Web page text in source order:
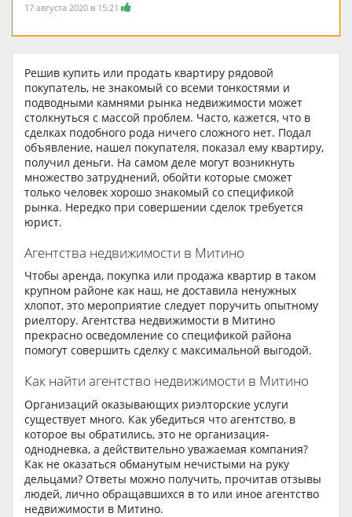
17 августа 2020 в 15:21
Решив купить или продать квартиру рядовой
покупатель, не знакомый со всеми тонкостями и
подводными камнями рынка недвижимости может
столкнуться с массой проблем. Часто, кажется, что в
сделках подобного рода ничего сложного нет. Подал
объявление, нашел покупателя, показал ему квартиру,
получил деньги. На самом деле могут возникнуть
множество затруднений, обойти которые сможет
только человек хорошо знакомый со спецификой
рынка. Нередко при совершении сделок требуется
юрист.
Агентства недвижимости в Митино
Чтобы аренда, покупка или продажа квартир в таком
крупном районе как наш, не доставила ненужных
хлопот, это мероприятие следует поручить опытному
риелтору. Агентства недвижимости в Митино
прекрасно осведомление со спецификой района
помогут совершить сделку с максимальной выгодой.
Как найти агентство недвижимости в Митино
Организаций оказывающих риэлторские услуги
существует много. Как убедиться что агентство, в
которое вы обратились, это не организация-
однодневка, а действительно уважаемая компания?
Как не оказаться обманутым нечистыми на руку
дельцами? Ответы можно получить, прочитав отзывы
людей, лично обращавшихся в то или иное агентство
недвижимости в Митино.